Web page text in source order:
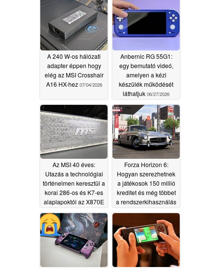
A 240 W-os hálózati
adapter éppen hogy
elég az MSI Crosshair
A16 HX-hez 07/04/2026
Anbernic RG 55G1:
egy bemutató videó,
amelyen a kézi
készülék működését
láthatjuk 06/27/2026
Az MSI 40 éves:
Utazás a technológiai
történelmen keresztül a
korai 286-os és K7-es
alaplapoktól az X870E
AI és a Claw 8 EX AI+
modellekig06/22/2026
Forza Horizon 6:
Hogyan szerezhetnek
a játékosok 150 millió
kreditet és még többet
a rendszerkihasználás
06/17/2026